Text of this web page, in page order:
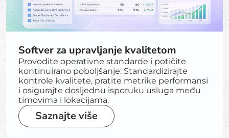
Softver za upravljanje kvalitetom
Provodite operativne standarde i potičite
kontinuirano poboljšanje. Standardizirajte
kontrole kvalitete, pratite metrike performansi
i osigurajte dosljednu isporuku usluga među
timovima i lokacijama.
Saznajte više